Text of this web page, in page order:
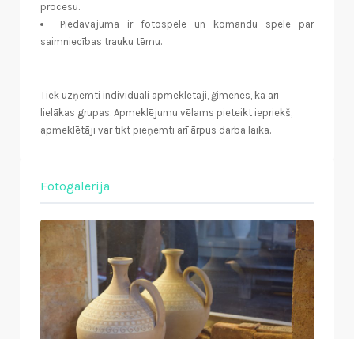
procesu.
Piedāvājumā ir fotospēle un komandu spēle par
saimniecības trauku tēmu.
Tiek uzņemti individuāli apmeklētāji, ģimenes, kā arī
lielākas grupas. Apmeklējumu vēlams pieteikt iepriekš,
apmeklētāji var tikt pieņemti arī ārpus darba laika.
Fotogalerija